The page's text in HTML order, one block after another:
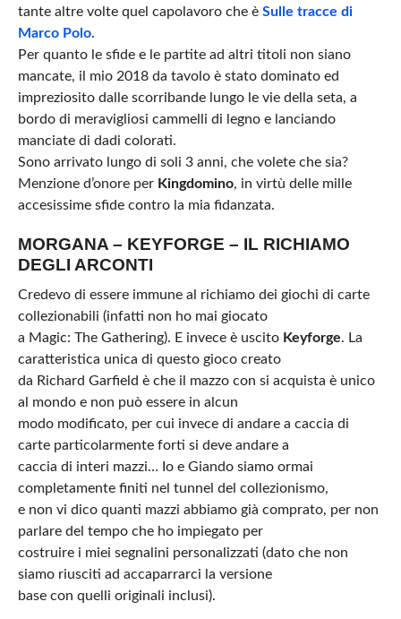
tante altre volte quel capolavoro che è Sulle tracce di
Marco Polo.
Per quanto le sfide e le partite ad altri titoli non siano
mancate, il mio 2018 da tavolo è stato dominato ed
impreziosito dalle scorribande lungo le vie della seta, a
bordo di meravigliosi cammelli di legno e lanciando
manciate di dadi colorati.
Sono arrivato lungo di soli 3 anni, che volete che sia?
Menzione d’onore per Kingdomino, in virtù delle mille
accesissime sfide contro la mia fidanzata.
MORGANA – KEYFORGE – IL RICHIAMO
DEGLI ARCONTI
Credevo di essere immune al richiamo dei giochi di carte
collezionabili (infatti non ho mai giocato
a Magic: The Gathering). E invece è uscito Keyforge. La
caratteristica unica di questo gioco creato
da Richard Garfield è che il mazzo con si acquista è unico
al mondo e non può essere in alcun
modo modificato, per cui invece di andare a caccia di
carte particolarmente forti si deve andare a
caccia di interi mazzi… Io e Giando siamo ormai
completamente finiti nel tunnel del collezionismo,
e non vi dico quanti mazzi abbiamo già comprato, per non
parlare del tempo che ho impiegato per
costruire i miei segnalini personalizzati (dato che non
siamo riusciti ad accaparrarci la versione
base con quelli originali inclusi).